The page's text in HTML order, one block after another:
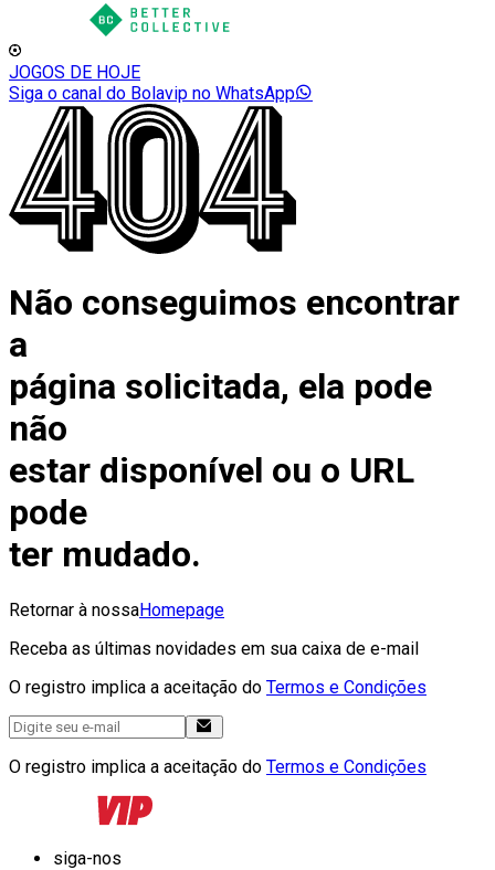
JOGOS DE HOJE
Siga o canal do Bolavip no WhatsApp
Não conseguimos encontrar
a
página solicitada, ela pode
não
estar disponível ou o URL
pode
ter mudado.
Retornar à nossaHomepage
Receba as últimas novidades em sua caixa de e-mail
O registro implica a aceitação do Termos e Condições
O registro implica a aceitação do Termos e Condições
siga-nos